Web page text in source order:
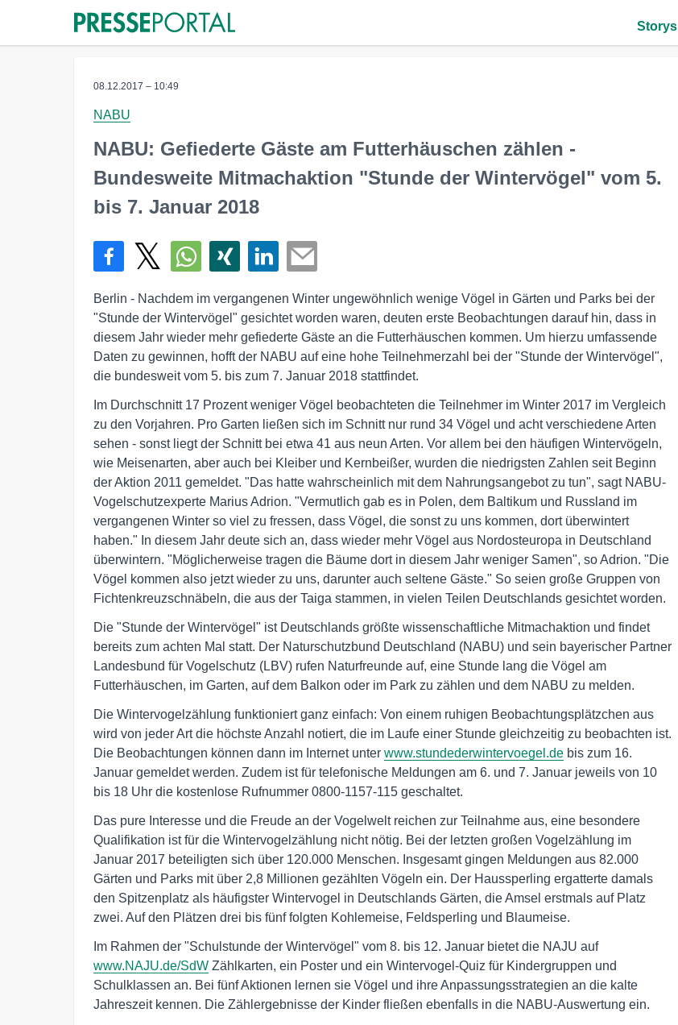
Storys
08.12.2017 – 10:49
NABU
NABU: Gefiederte Gäste am Futterhäuschen zählen -
Bundesweite Mitmachaktion "Stunde der Wintervögel" vom 5.
bis 7. Januar 2018
Berlin - Nachdem im vergangenen Winter ungewöhnlich wenige Vögel in Gärten und Parks bei der
"Stunde der Wintervögel" gesichtet worden waren, deuten erste Beobachtungen darauf hin, dass in
diesem Jahr wieder mehr gefiederte Gäste an die Futterhäuschen kommen. Um hierzu umfassende
Daten zu gewinnen, hofft der NABU auf eine hohe Teilnehmerzahl bei der "Stunde der Wintervögel",
die bundesweit vom 5. bis zum 7. Januar 2018 stattfindet.
Im Durchschnitt 17 Prozent weniger Vögel beobachteten die Teilnehmer im Winter 2017 im Vergleich
zu den Vorjahren. Pro Garten ließen sich im Schnitt nur rund 34 Vögel und acht verschiedene Arten
sehen - sonst liegt der Schnitt bei etwa 41 aus neun Arten. Vor allem bei den häufigen Wintervögeln,
wie Meisenarten, aber auch bei Kleiber und Kernbeißer, wurden die niedrigsten Zahlen seit Beginn
der Aktion 2011 gemeldet. "Das hatte wahrscheinlich mit dem Nahrungsangebot zu tun", sagt NABU-
Vogelschutzexperte Marius Adrion. "Vermutlich gab es in Polen, dem Baltikum und Russland im
vergangenen Winter so viel zu fressen, dass Vögel, die sonst zu uns kommen, dort überwintert
haben." In diesem Jahr deute sich an, dass wieder mehr Vögel aus Nordosteuropa in Deutschland
überwintern. "Möglicherweise tragen die Bäume dort in diesem Jahr weniger Samen", so Adrion. "Die
Vögel kommen also jetzt wieder zu uns, darunter auch seltene Gäste." So seien große Gruppen von
Fichtenkreuzschnäbeln, die aus der Taiga stammen, in vielen Teilen Deutschlands gesichtet worden.
Die "Stunde der Wintervögel" ist Deutschlands größte wissenschaftliche Mitmachaktion und findet
bereits zum achten Mal statt. Der Naturschutzbund Deutschland (NABU) und sein bayerischer Partner
Landesbund für Vogelschutz (LBV) rufen Naturfreunde auf, eine Stunde lang die Vögel am
Futterhäuschen, im Garten, auf dem Balkon oder im Park zu zählen und dem NABU zu melden.
Die Wintervogelzählung funktioniert ganz einfach: Von einem ruhigen Beobachtungsplätzchen aus
wird von jeder Art die höchste Anzahl notiert, die im Laufe einer Stunde gleichzeitig zu beobachten ist.
Die Beobachtungen können dann im Internet unter www.stundederwintervoegel.de bis zum 16.
Januar gemeldet werden. Zudem ist für telefonische Meldungen am 6. und 7. Januar jeweils von 10
bis 18 Uhr die kostenlose Rufnummer 0800-1157-115 geschaltet.
Das pure Interesse und die Freude an der Vogelwelt reichen zur Teilnahme aus, eine besondere
Qualifikation ist für die Wintervogelzählung nicht nötig. Bei der letzten großen Vogelzählung im
Januar 2017 beteiligten sich über 120.000 Menschen. Insgesamt gingen Meldungen aus 82.000
Gärten und Parks mit über 2,8 Millionen gezählten Vögeln ein. Der Haussperling ergatterte damals
den Spitzenplatz als häufigster Wintervogel in Deutschlands Gärten, die Amsel erstmals auf Platz
zwei. Auf den Plätzen drei bis fünf folgten Kohlemeise, Feldsperling und Blaumeise.
Im Rahmen der "Schulstunde der Wintervögel" vom 8. bis 12. Januar bietet die NAJU auf
www.NAJU.de/SdW Zählkarten, ein Poster und ein Wintervogel-Quiz für Kindergruppen und
Schulklassen an. Bei fünf Aktionen lernen sie Vögel und ihre Anpassungsstrategien an die kalte
Jahreszeit kennen. Die Zählergebnisse der Kinder fließen ebenfalls in die NABU-Auswertung ein.